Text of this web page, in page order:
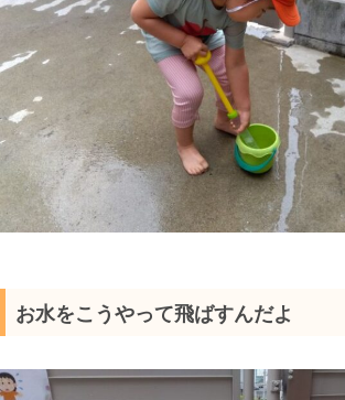
お水をこうやって飛ばすんだよ